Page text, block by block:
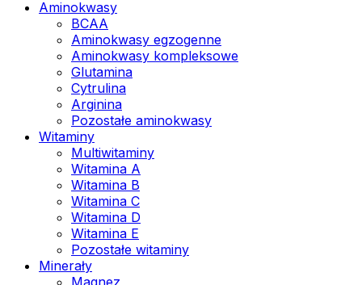
Aminokwasy
BCAA
Aminokwasy egzogenne
Aminokwasy kompleksowe
Glutamina
Cytrulina
Arginina
Pozostałe aminokwasy
Witaminy
Multiwitaminy
Witamina A
Witamina B
Witamina C
Witamina D
Witamina E
Pozostałe witaminy
Minerały
Magnez